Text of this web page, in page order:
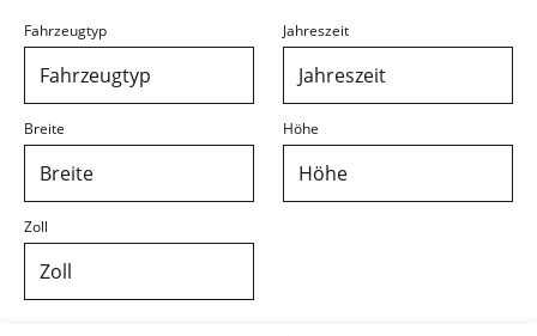
Fahrzeugtyp
Fahrzeugtyp
Jahreszeit
Jahreszeit
Breite
Breite
Höhe
Höhe
Zoll
Zoll